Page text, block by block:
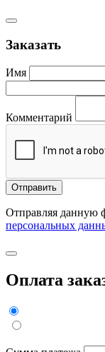
Заказать
Имя
Комментарий
Отправить
Отправляя данную
персональных
Оплата